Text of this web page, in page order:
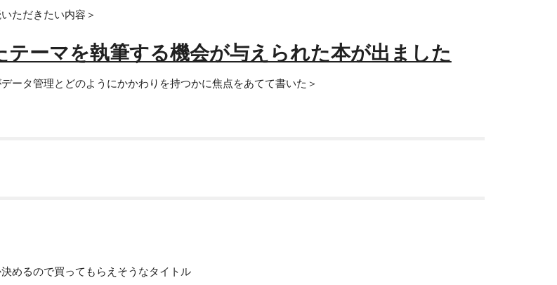
ただきたい内容＞
ーマを執筆する機会が与えられた本が出ました
タ管理とどのようにかかわりを持つかに焦点をあてて書いた＞
めるので買ってもらえそうなタイトル